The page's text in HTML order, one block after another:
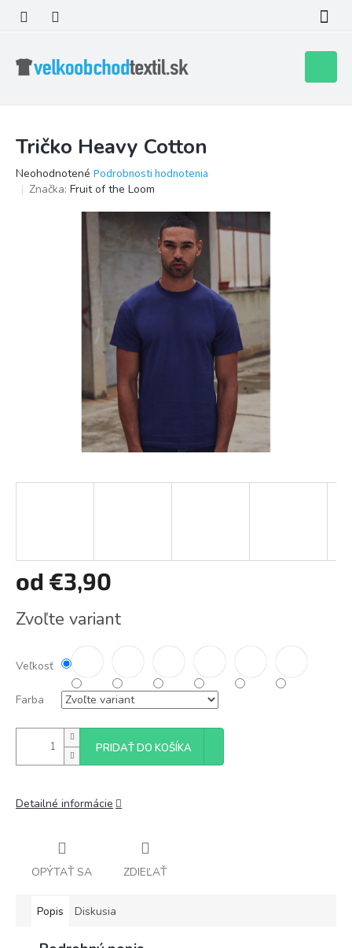
obsah
košík
Tričko Heavy Cotton
Priemerné
hodnotenie
Neohodnotené Podrobnosti hodnotenia
Značka: Fruit of the Loom
od €3,90
cena:
Zvoľte variant
Veľkosť
Farba
PRIDAŤ DO KOŠÍKA
Detailné informácie
OPÝTAŤ SA ZDIEĽAŤ
Popis Diskusia